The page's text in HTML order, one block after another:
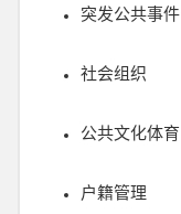
突发公共事件
社会组织
公共文化体育
户籍管理